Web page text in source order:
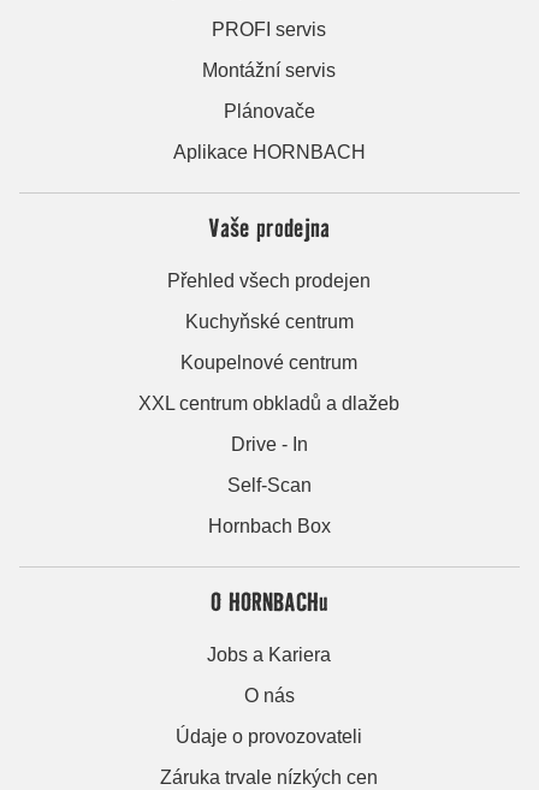
PROFI servis
Montážní servis
Plánovače
Aplikace HORNBACH
Vaše prodejna
Přehled všech prodejen
Kuchyňské centrum
Koupelnové centrum
XXL centrum obkladů a dlažeb
Drive - In
Self-Scan
Hornbach Box
O HORNBACHu
Jobs a Kariera
O nás
Údaje o provozovateli
Záruka trvale nízkých cen